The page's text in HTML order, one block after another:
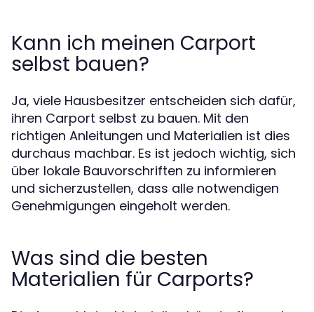
Kann ich meinen Carport
selbst bauen?
Ja, viele Hausbesitzer entscheiden sich dafür,
ihren Carport selbst zu bauen. Mit den
richtigen Anleitungen und Materialien ist dies
durchaus machbar. Es ist jedoch wichtig, sich
über lokale Bauvorschriften zu informieren
und sicherzustellen, dass alle notwendigen
Genehmigungen eingeholt werden.
Was sind die besten
Materialien für Carports?